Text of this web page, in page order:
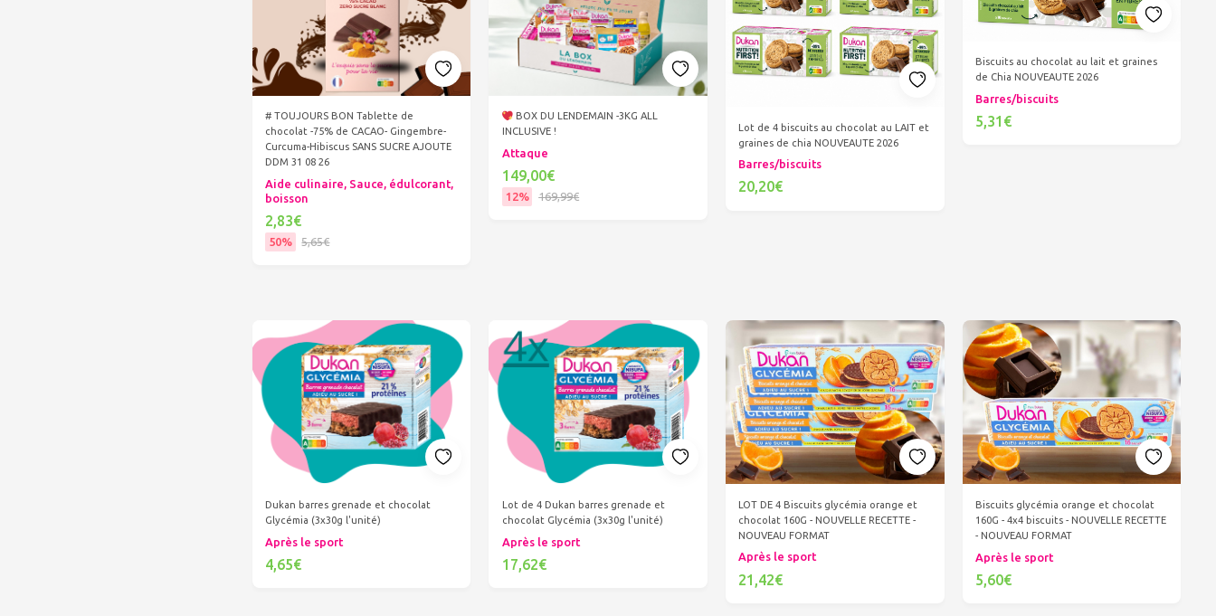
# TOUJOURS BON Tablette de
chocolat -75% de CACAO- Gingembre-
Curcuma-Hibiscus SANS SUCRE AJOUTE
DDM 31 08 26
Aide culinaire, Sauce, édulcorant,
boisson
2,83€
50%
5,65€
BOX DU LENDEMAIN -3KG ALL
INCLUSIVE !
Attaque
149,00€
12%
169,99€
Lot de 4 biscuits au chocolat au LAIT et
graines de chia NOUVEAUTE 2026
Barres/biscuits
20,20€
Biscuits au chocolat au lait et graines
de Chia NOUVEAUTE 2026
Barres/biscuits
5,31€
Dukan barres grenade et chocolat
Glycémia (3x30g l'unité)
Après le sport
4,65€
Lot de 4 Dukan barres grenade et
chocolat Glycémia (3x30g l'unité)
Après le sport
17,62€
LOT DE 4 Biscuits glycémia orange et
chocolat 160G - NOUVELLE RECETTE -
NOUVEAU FORMAT
Après le sport
21,42€
Biscuits glycémia orange et chocolat
160G - 4x4 biscuits - NOUVELLE RECETTE
- NOUVEAU FORMAT
Après le sport
5,60€